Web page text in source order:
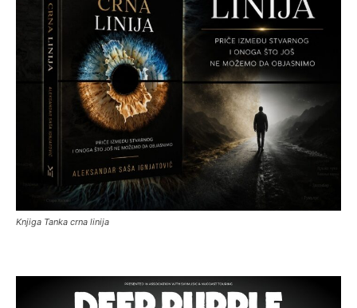
Knjiga Tanka crna linija